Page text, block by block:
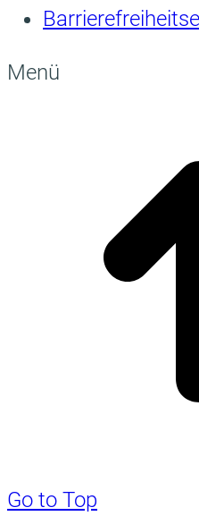
Menü
Go to Top